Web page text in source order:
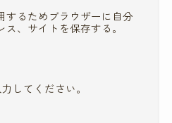
するためブラウザーに自分
、サイトを保存する。
してください。